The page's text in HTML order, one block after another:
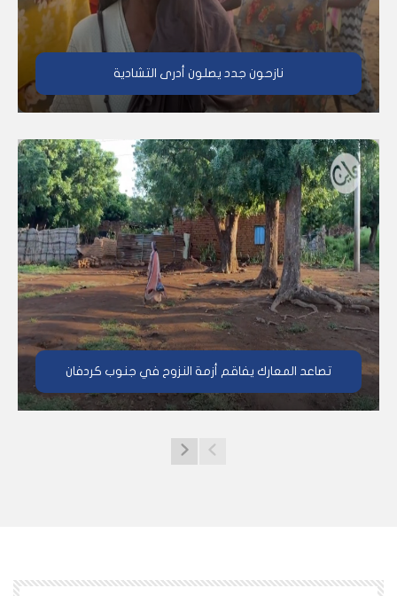
نازحون جدد يصلون أدرى التشادية
تصاعد المعارك يفاقم أزمة النزوح في جنوب كردفان